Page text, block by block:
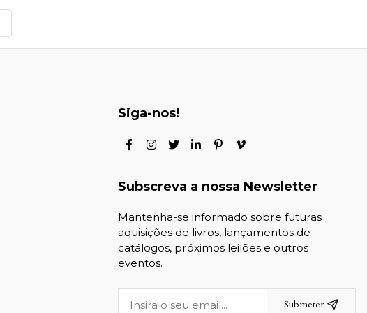
Siga-nos!
Subscreva a nossa Newsletter
Mantenha-se informado sobre futuras
aquisições de livros, lançamentos de
catálogos, próximos leilões e outros
eventos.
Submeter